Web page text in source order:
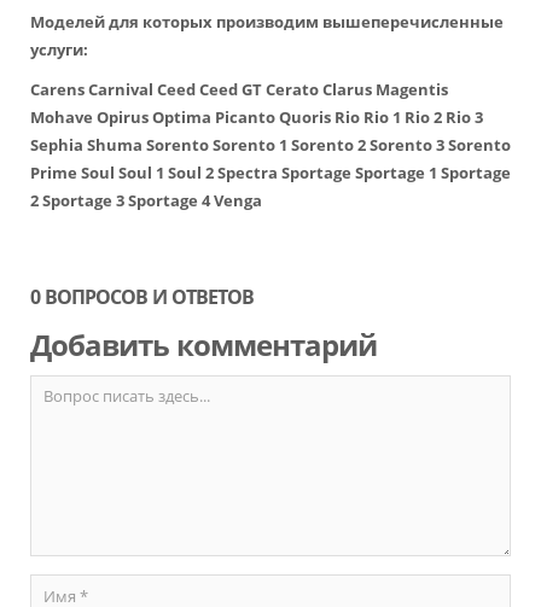
Моделей для которых производим вышеперечисленные
услуги:
CarensCarnival CeedCeed GTCeratoClarus Magentis
Mohave OpirusOptima PicantoQuoris Rio Rio 1 Rio 2 Rio 3
Sephia Shuma SorentoSorento 1 Sorento 2Sorento 3Sorento
Prime Soul Soul 1 Soul 2Spectra Sportage Sportage 1 Sportage
2Sportage 3Sportage 4Venga
0 ВОПРОСОВ И ОТВЕТОВ
Добавить комментарий